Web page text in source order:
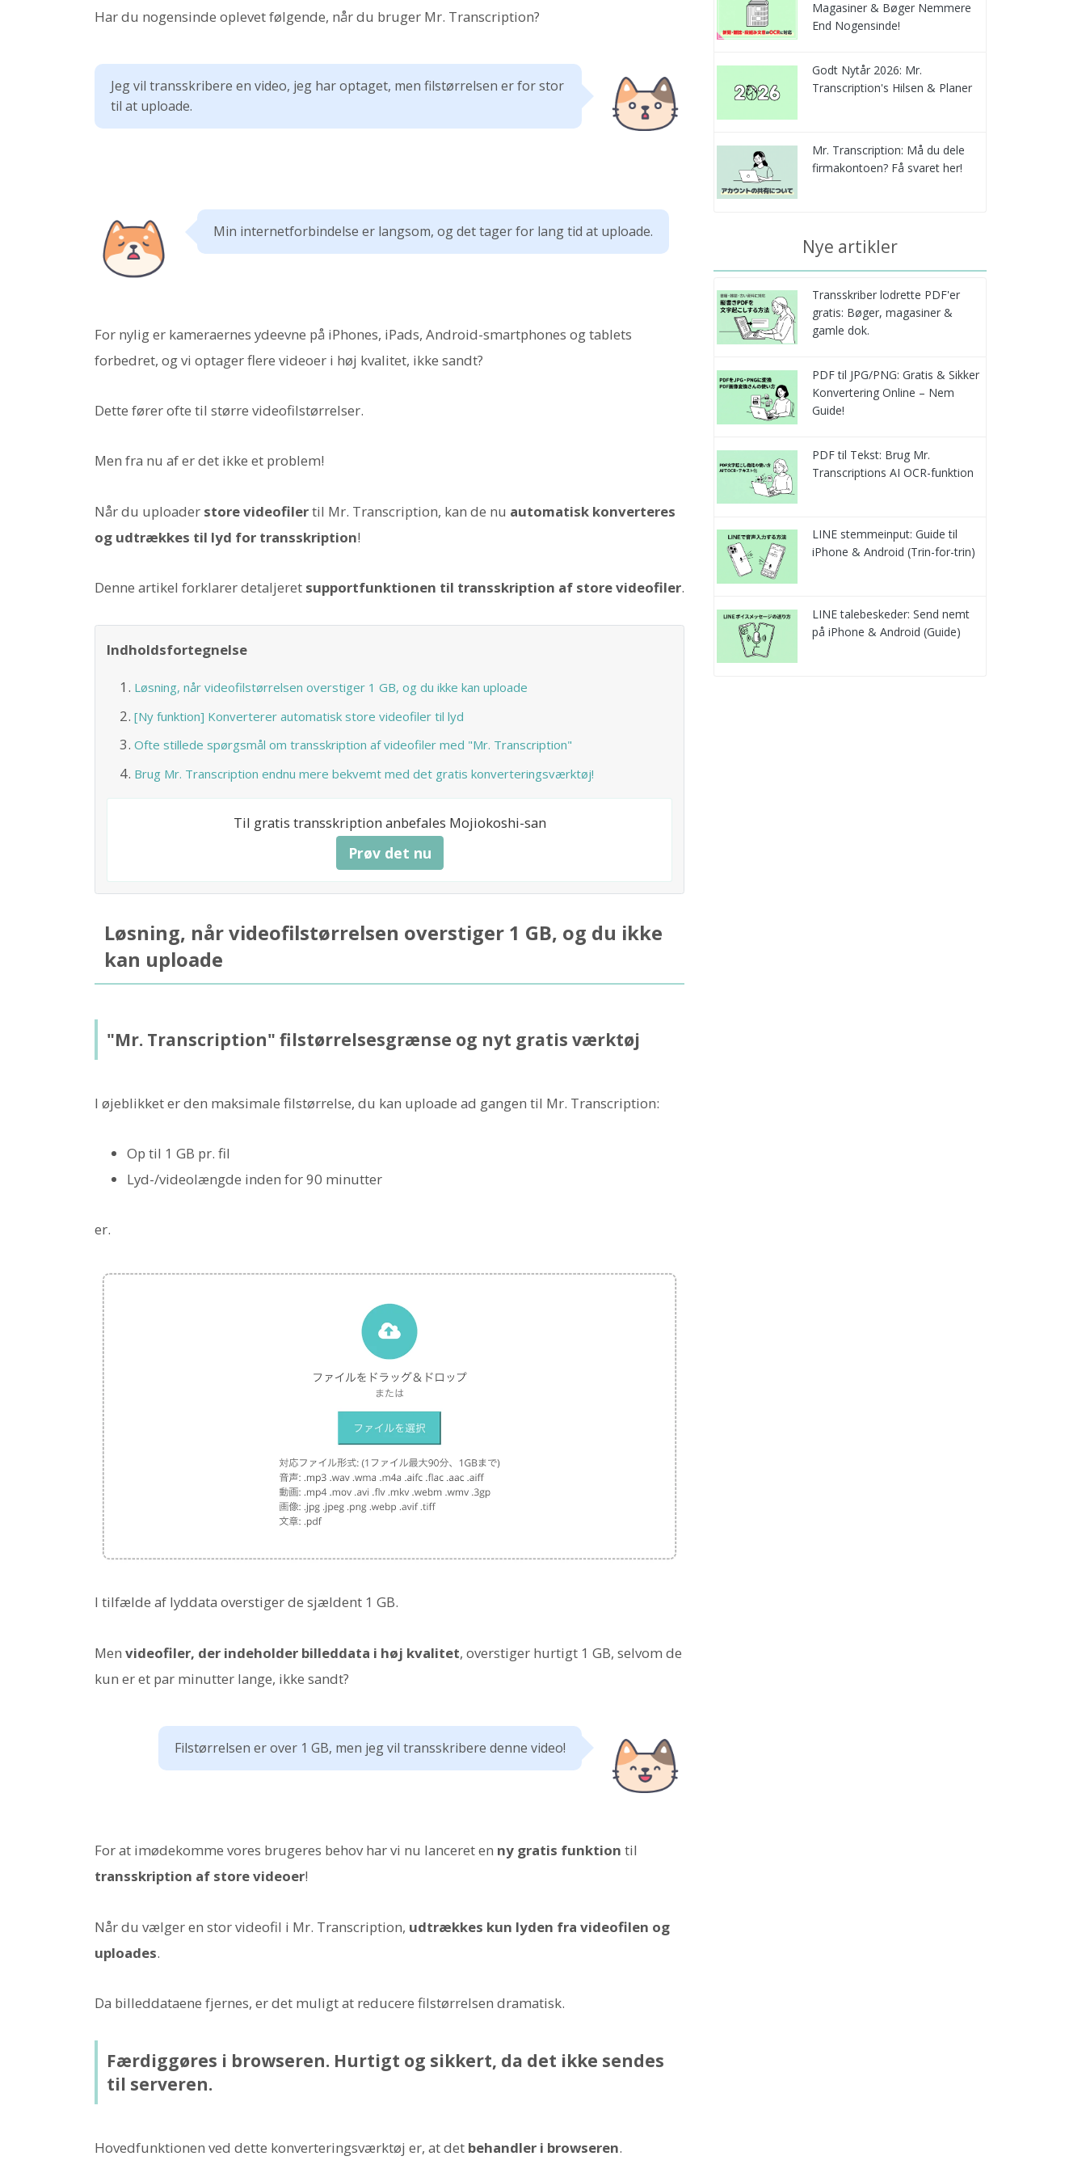
Har du nogensinde oplevet følgende, når du bruger Mr. Transcription?
Jeg vil transskribere en video, jeg har optaget, men filstørrelsen er for stor
til at uploade.
Min internetforbindelse er langsom, og det tager for lang tid at uploade.
For nylig er kameraernes ydeevne på iPhones, iPads, Android-smartphones og tablets
forbedret, og vi optager flere videoer i høj kvalitet, ikke sandt?
Dette fører ofte til større videofilstørrelser.
Men fra nu af er det ikke et problem!
Når du uploader store videofilertil Mr. Transcription, kan de nu automatisk konverteres
og udtrækkes til lyd for transskription!
Denne artikel forklarer detaljeret supportfunktionen til transskription af store videofiler.
Indholdsfortegnelse
Løsning, når videofilstørrelsen overstiger 1 GB, og du ikke kan uploade
[Ny funktion] Konverterer automatisk store videofiler til lyd
Ofte stillede spørgsmål om transskription af videofiler med "Mr. Transcription"
Brug Mr. Transcription endnu mere bekvemt med det gratis konverteringsværktøj!
Til gratis transskription anbefales Mojiokoshi-san
Prøv det nu
Løsning, når videofilstørrelsen overstiger 1 GB, og du ikke
kan uploade
"Mr. Transcription" filstørrelsesgrænse og nyt gratis værktøj
I øjeblikket er den maksimale filstørrelse, du kan uploade ad gangen til Mr. Transcription:
Op til 1 GB pr. fil
Lyd-/videolængde inden for 90 minutter
er.
I tilfælde af lyddata overstiger de sjældent 1 GB.
Men videofiler, der indeholder billeddata i høj kvalitet, overstiger hurtigt 1 GB, selvom de
kun er et par minutter lange, ikke sandt?
Filstørrelsen er over 1 GB, men jeg vil transskribere denne video!
For at imødekomme vores brugeres behov har vi nu lanceret en ny gratis funktion til
transskription af store videoer!
Når du vælger en stor videofil i Mr. Transcription, udtrækkes kun lyden fra videofilen og
uploades.
Da billeddataene fjernes, er det muligt at reducere filstørrelsen dramatisk.
Færdiggøres i browseren. Hurtigt og sikkert, da det ikke sendes
til serveren.
Hovedfunktionen ved dette konverteringsværktøj er, at det behandler i browseren.
Magasiner & Bøger Nemmere
End Nogensinde!
Godt Nytår 2026: Mr.
Transcription's Hilsen & Planer
Mr. Transcription: Må du dele
firmakontoen? Få svaret her!
Nye artikler
Transskriber lodrette PDF'er
gratis: Bøger, magasiner &
gamle dok.
PDF til JPG/PNG: Gratis & Sikker
Konvertering Online – Nem
Guide!
PDF til Tekst: Brug Mr.
Transcriptions AI OCR-funktion
LINE stemmeinput: Guide til
iPhone & Android (Trin-for-trin)
LINE talebeskeder: Send nemt
på iPhone & Android (Guide)